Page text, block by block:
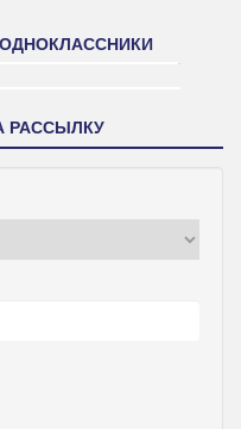
ОДНОКЛАССНИКИ
РАССЫЛКУ